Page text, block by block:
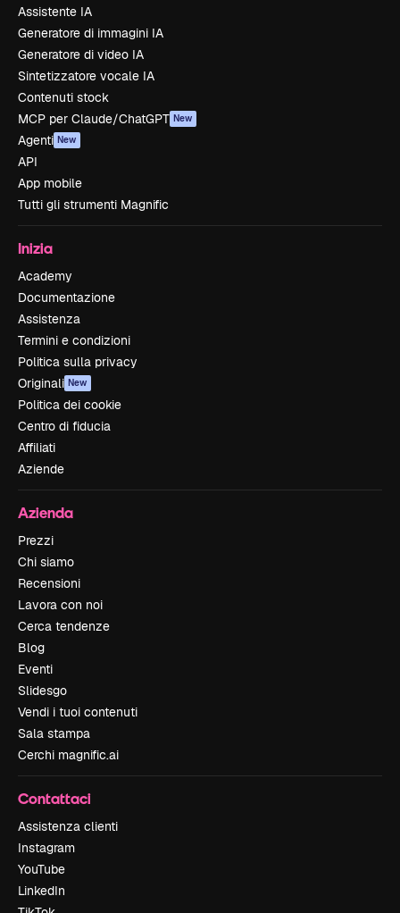
Assistente IA
Generatore di immagini IA
Generatore di video IA
Sintetizzatore vocale IA
Contenuti stock
MCP per Claude/ChatGPT New
Agenti New
API
App mobile
Tutti gli strumenti Magnific
Inizia
Academy
Documentazione
Assistenza
Termini e condizioni
Politica sulla privacy
Originali New
Politica dei cookie
Centro di fiducia
Affiliati
Aziende
Azienda
Prezzi
Chi siamo
Recensioni
Lavora con noi
Cerca tendenze
Blog
Eventi
Slidesgo
Vendi i tuoi contenuti
Sala stampa
Cerchi magnific.ai
Contattaci
Assistenza clienti
Instagram
YouTube
LinkedIn